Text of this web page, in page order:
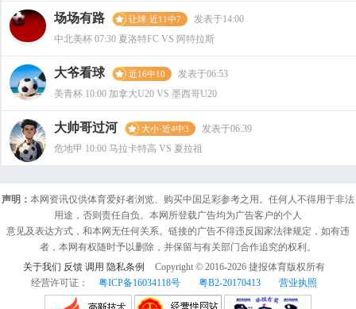
场场有路 让球·近11中7
发表于14:00
中北美杯 07:30 夏洛特FC VS 阿特拉斯
大爷看球 近16中10
发表于06:53
美青杯 10:00 加拿大U20 VS 墨西哥U20
大帅哥过河 大小·近4中3
发表于06:39
危地甲 10:00 马拉卡特高 VS 夏拉祖
声明： 本网资讯仅供体育爱好者浏览、购买中国足彩参考之用。任何人不得用于非法
用途，否则责任自负。本网所登载广告均为广告客户的个人
意见及表达方式，和本网无任何关系。链接的广告不得违反国家法律规定，如有违
者，本网有权随时予以删除，并保留与有关部门合作追究的权利。
关于我们 反馈 调用 隐私条例 Copyright © 2016-2026 捷报体育版权所有
经营许可证：
粤ICP备16034118号 粤B2-20170413 营业执照